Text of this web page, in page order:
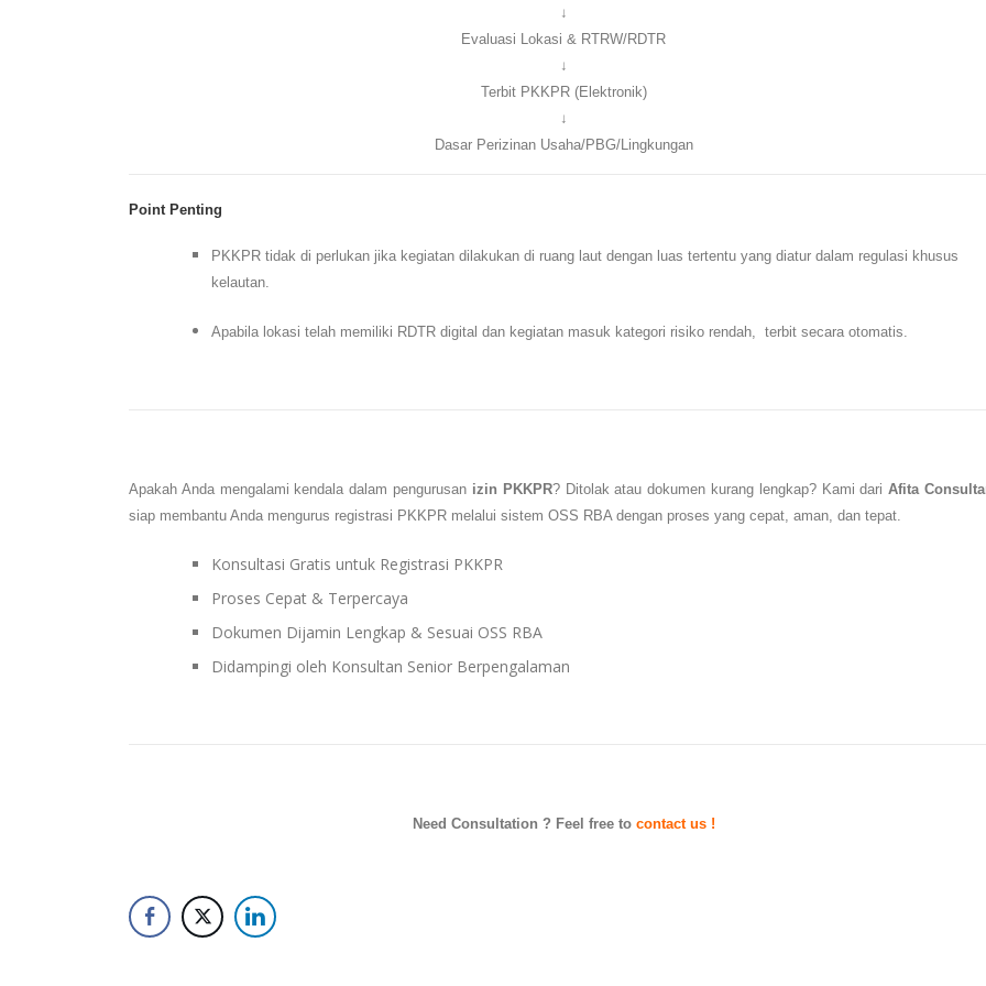
↓
Evaluasi Lokasi & RTRW/RDTR
↓
Terbit PKKPR (Elektronik)
↓
Dasar Perizinan Usaha/PBG/Lingkungan
Point Penting
PKKPR tidak di perlukan jika kegiatan dilakukan di ruang laut dengan luas tertentu yang diatur dalam regulasi khusus
kelautan.
Apabila lokasi telah memiliki RDTR digital dan kegiatan masuk kategori risiko rendah, terbit secara otomatis.
Apakah Anda mengalami kendala dalam pengurusan izin PKKPR? Ditolak atau dokumen kurang lengkap? Kami dariAfita
siap membantu Anda mengurus registrasi PKKPR melalui sistem OSS RBA dengan proses yang cepat, aman, dan tepat.
Konsultasi Gratis untuk Registrasi PKKPR
Proses Cepat & Terpercaya
Dokumen Dijamin Lengkap & Sesuai OSS RBA
Didampingi oleh Konsultan Senior Berpengalaman
Need Consultation ? Feel free to contact us !